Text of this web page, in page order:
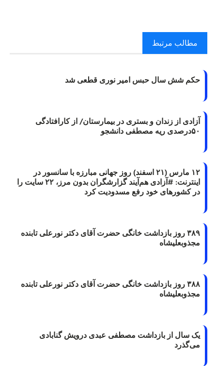
مطالب مرتبط
حکم شش سال حبس امیر نوری قطعی شد
آزادی از زندان و بستری در بیمارستان/ از کارافتادگی
۵۰درصدی ریه مصطفی دانشجو
۱۲ مارس (۲۱ اسفند) روز جهانی مبارزه با سانسور در
اینترنت: #آزادی هم‌آیند گزارشگران‌ بدون مرز، ۲۲ سایت را
در کشورهای خود رفع مسدودیت کرد
۳۸۹ روز بازداشت خانگی حضرت آقای دکتر نورعلی تابنده
مجذوبعلیشاه
۳۸۸ روز بازداشت خانگی حضرت آقای دکتر نورعلی تابنده
مجذوبعلیشاه
یک سال از بازداشت مصطفی عبدی درویش گنابادی
می‌گذرد